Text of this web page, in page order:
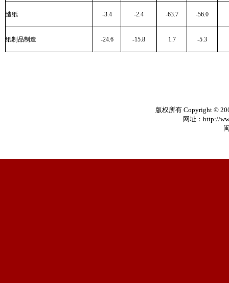
造纸 -3.4 -2.4 -63.7 -56.0
纸制品制造 -24.6 -15.8 1.7 -5.3
版权所有 Copyright ©
网址：http://